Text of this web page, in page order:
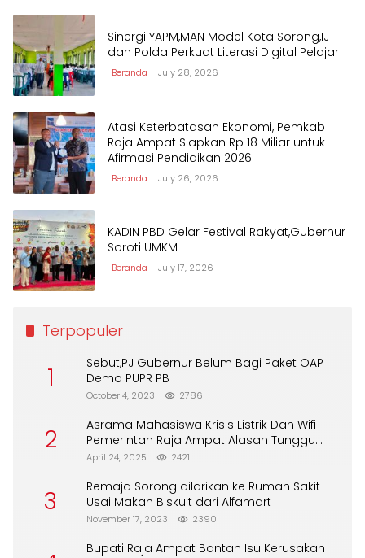
Sinergi YAPM,MAN Model Kota Sorong,IJTI
dan Polda Perkuat Literasi Digital Pelajar
Beranda July 28, 2026
Atasi Keterbatasan Ekonomi, Pemkab
Raja Ampat Siapkan Rp 18 Miliar untuk
Afirmasi Pendidikan 2026
Beranda July 26, 2026
KADIN PBD Gelar Festival Rakyat,Gubernur
Soroti UMKM
Beranda July 17, 2026
Terpopuler
1
Sebut,PJ Gubernur Belum Bagi Paket OAP
Demo PUPR PB
October 4, 2023 2786
2
Asrama Mahasiswa Krisis Listrik Dan Wifi
Pemerintah Raja Ampat Alasan Tunggu
DPA
April 24, 2025 2421
3
Remaja Sorong dilarikan ke Rumah Sakit
Usai Makan Biskuit dari Alfamart
November 17, 2023 2390
Bupati Raja Ampat Bantah Isu Kerusakan